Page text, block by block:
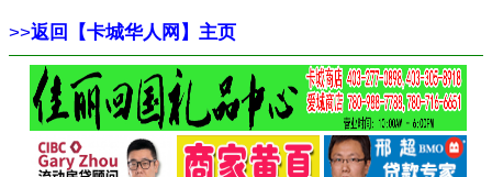
>>返回【卡城华人网】主页